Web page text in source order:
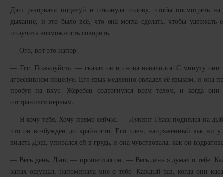
Дэш разорвала поцелуй и откинула голову, чтобы посмотреть
дыхание, и это было всё, что она могла сделать, чтобы удержать
получить возможность говорить.
— Ого, вот это напор.
— Тсс. Пожалуйста, — сказал он и снова навалился. С минуту они
агрессивном поцелуе. Его язык медленно овладел её языком, и она
пробуя на вкус. Жеребец содрогнулся всем телом, и когда
отстранился первым.
— Я хочу тебя. Хочу прямо сейчас. — Лукинг Гласс поднялся на
что он возбуждён до крайности. Его член, напряжённый как ни у
видеть Дэш, упирался ей в грудь, и она чувствовала, как он
— Весь день, Дэш, — прошептал он. — Весь день я думал о тебе.
запах ощущал, напоминала мне о тебе. Каждый раз, когда они